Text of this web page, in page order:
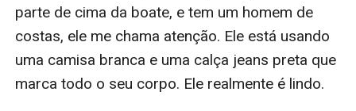
parte de cima da boate, e tem um homem de
costas, ele me chama atenção. Ele está usando
uma camisa branca e uma calça jeans preta que
marca todo o seu corpo. Ele realmente é lindo.